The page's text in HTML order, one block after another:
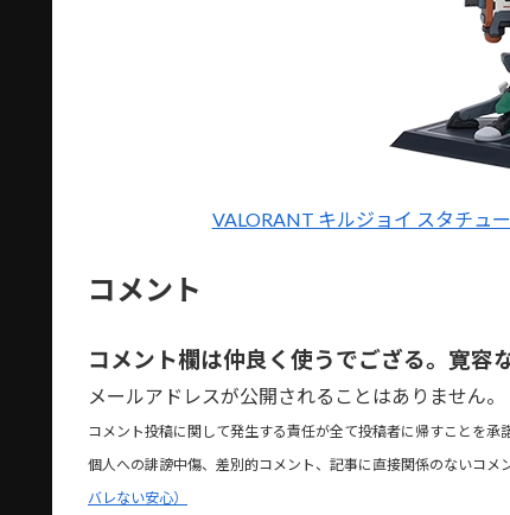
VALORANT キルジョイ スタチュ
コメント
コメント欄は仲良く使うでござる。寛容
メールアドレスが公開されることはありません。
コメント投稿に関して発生する責任が全て投稿者に帰すことを
個人への誹謗中傷、差別的コメント、記事に直接関係のないコメ
バレない安心）